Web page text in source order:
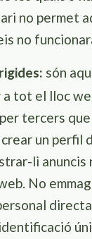
no permet
no
són
tot el lloc
tercers
un perfil
li
No